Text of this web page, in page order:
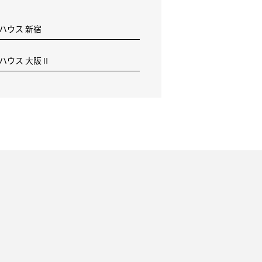
ウス 新宿
ウス 大阪Ⅱ